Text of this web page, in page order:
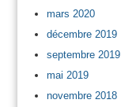
mars 2020
décembre 2019
septembre 2019
mai 2019
novembre 2018